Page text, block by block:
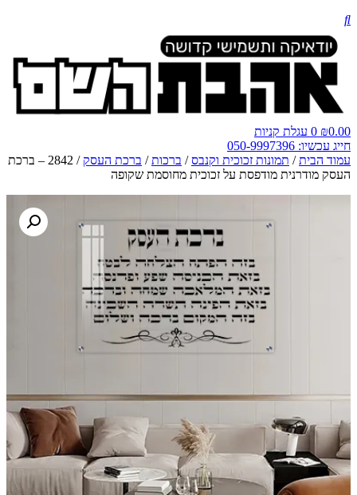
₪0.00
0 עגלת קניות
חייג עכשיו: 050-9997396
עמוד הבית/ תמונות זכוכית וקנבס/ ברכות/ ברכת העסק
/ 2842 – ברכת
העסק מודרנית מודפסת על זכוכית מחוסמת שקופה